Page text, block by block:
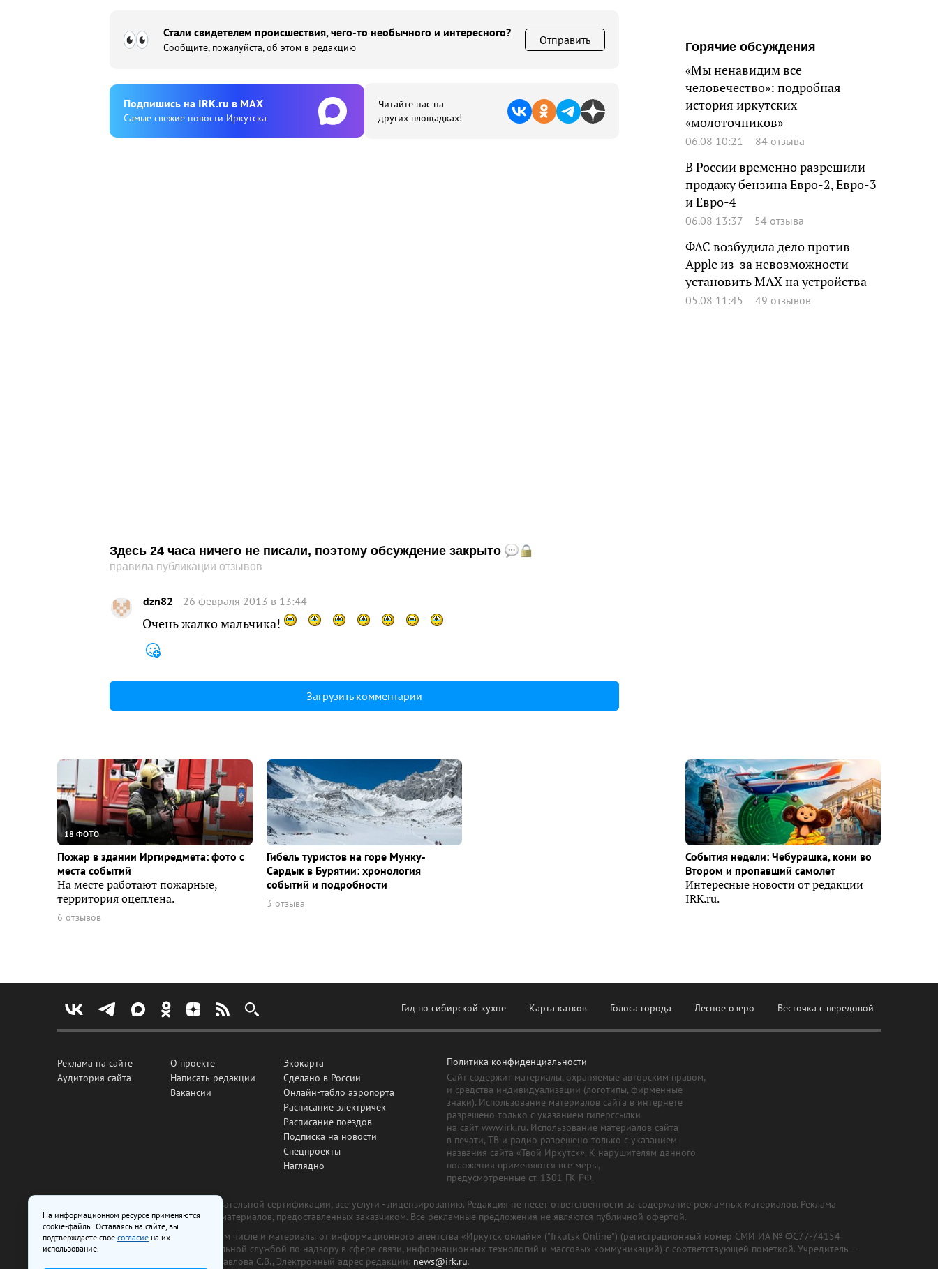
Стали свидетелем происшествия, чего-то необычного и интересного?
Сообщите, пожалуйста, об этом в редакцию
Отправить
Подпишиcь на IRK.ru в MAX
Cамые свежие новости Иркутска
Читайте нас на
других площадках!
Здесь 24 часа ничего не писали, поэтому обсуждение закрыто
правила публикации отзывов
dzn82 26 февраля 2013 в 13:44
Очень жалко мальчика!
Загрузить комментарии
Горячие обсуждения
«Мы ненавидим все
человечество»: подробная
история иркутских
«молоточников»
06.08 10:21 84 отзыва
В России временно разрешили
продажу бензина Евро-2, Евро-3
и Евро-4
06.08 13:37 54 отзыва
ФАС возбудила дело против
Apple из-за невозможности
установить MAX на устройства
05.08 11:45 49 отзывов
18 ФОТО
Пожар в здании Иргиредмета: фото с
места событий
На месте работают пожарные,
территория оцеплена.
6 отзывов
Гибель туристов на горе Мунку-
Сардык в Бурятии: хронология
событий и подробности
3 отзыва
События недели: Чебурашка, кони во
Втором и пропавший самолет
Интересные новости от редакции
IRK.ru.
Гид по сибирской кухне Карта катков Голоса города Лесное озеро Весточка с передовой
Реклама на сайте
Аудитория сайта
О проекте
Написать редакции
Вакансии
Экокарта
Сделано в России
Онлайн-табло аэропорта
Расписание электричек
Расписание поездов
Подписка на новости
Спецпроекты
Наглядно
Политика конфиденциальности
Сайт содержит материалы, охраняемые авторским правом,
и средства индивидуализации (логотипы, фирменные
знаки). Использование материалов сайта в интернете
разрешено только с указанием гиперссылки
на сайт www.irk.ru. Использование материалов сайта
в печати, ТВ и радио разрешено только с указанием
названия сайта «Твой Иркутск». К нарушителям данного
положения применяются все меры,
предусмотренные ст. 1301 ГК РФ.
Все рекламные товары подлежат обязательной сертификации, все услуги - лицензированию. Редакция не несет ответственности за содержание рекламных материалов. Реклама
изготовлена и размещена на основе материалов, предоставленных заказчиком. Все рекламные предложения не являются публичной офертой.
На сайте www.irk.ru размещаются в том числе и материалы от информационного агентства «Иркутск онлайн» ("Irkutsk Online") (регистрационный номер СМИ ИА № ФС77-74154
от 29 октября 2018 г., выдан Федеральной службой по надзору в сфере связи, информационных технологий и массовых коммуникаций) с соответствующей пометкой. Учредитель —
ООО «Ирк.ру». Главный редактор — Павлова С.В., Электронный адрес редакции: news@irk.ru.
На информационном ресурсе применяются
cookie-файлы. Оставаясь на сайте, вы
подтверждаете свое согласие на их
использование.